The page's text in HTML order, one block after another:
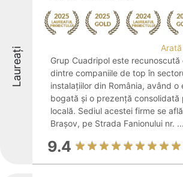
Laureați
Grup Cuadripol este recunoscută
dintre companiile de top în
instalațiilor din România, având o
bogată și o prezență consolidată
locală. Sediul acestei firme se
Brașov, pe Strada Fanionului nr. ...
9.4